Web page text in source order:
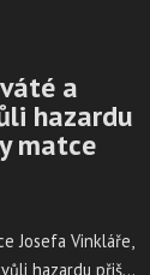
a
hazardu
matce
Josefa Vinkláře,
hazardu přišel